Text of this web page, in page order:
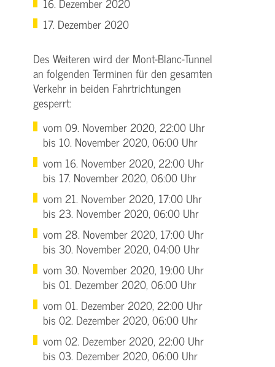
17. Dezember 2020
Des Weiteren wird der Mont­-Blanc-­Tunnel
an folgenden Terminen für den gesamten
Verkehr in beiden Fahrtrichtungen
gesperrt:
vom 09. November 2020, 22:00 Uhr
bis 10. November 2020, 06:00 Uhr
vom 16. November 2020, 22:00 Uhr
bis 17. November 2020, 06:00 Uhr
vom 21. November 2020, 17:00 Uhr
bis 23. November 2020, 06:00 Uhr
vom 28. November 2020, 17:00 Uhr
bis 30. November 2020, 04:00 Uhr
vom 30. November 2020, 19:00 Uhr
bis 01. Dezember 2020, 06:00 Uhr
vom 01. Dezember 2020, 22:00 Uhr
bis 02. Dezember 2020, 06:00 Uhr
vom 02. Dezember 2020, 22:00 Uhr
bis 03. Dezember 2020, 06:00 Uhr